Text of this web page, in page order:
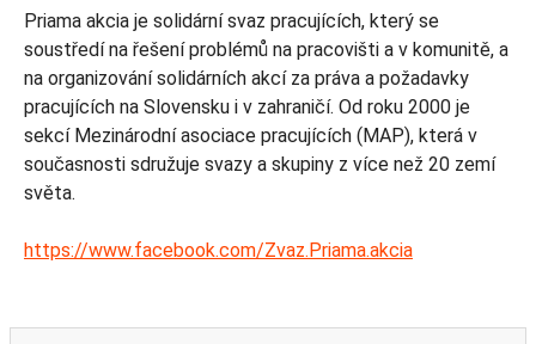
Priama akcia je solidární svaz pracujících, který se
soustředí na řešení problémů na pracovišti a v komunitě, a
na organizování solidárních akcí za práva a požadavky
pracujících na Slovensku i v zahraničí. Od roku 2000 je
sekcí Mezinárodní asociace pracujících (MAP), která v
současnosti sdružuje svazy a skupiny z více než 20 zemí
světa.
https://www.facebook.com/Zvaz.Priama.akcia